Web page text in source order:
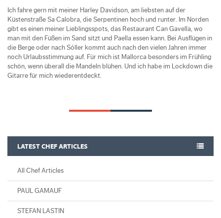
Ich fahre gern mit meiner Harley Davidson, am liebsten auf der
Küstenstraße Sa Calobra, die Serpentinen hoch und runter. Im Norden
gibt es einen meiner Lieblingsspots, das Restaurant Can Gavella, wo
man mit den Füßen im Sand sitzt und Paella essen kann. Bei Ausflügen in
die Berge oder nach Sóller kommt auch nach den vielen Jahren immer
noch Urlaubsstimmung auf. Für mich ist Mallorca besonders im Frühling
schön, wenn überall die Mandeln blühen. Und ich habe im Lockdown die
Gitarre für mich wiederentdeckt.
LATEST CHEF ARTICLES
All Chef Articles
PAUL GAMAUF
STEFAN LASTIN